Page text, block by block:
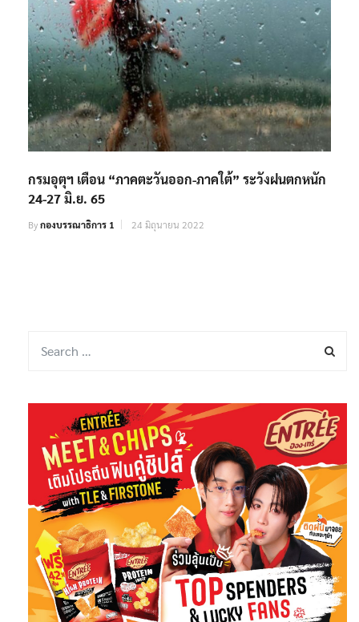
กรมอุตุฯ เตือน “ภาคตะวันออก-ภาคใต้” ระวังฝนตกหนัก
24-27 มิ.ย. 65
Byกองบรรณาธิการ 1 24 มิถุนายน 2022